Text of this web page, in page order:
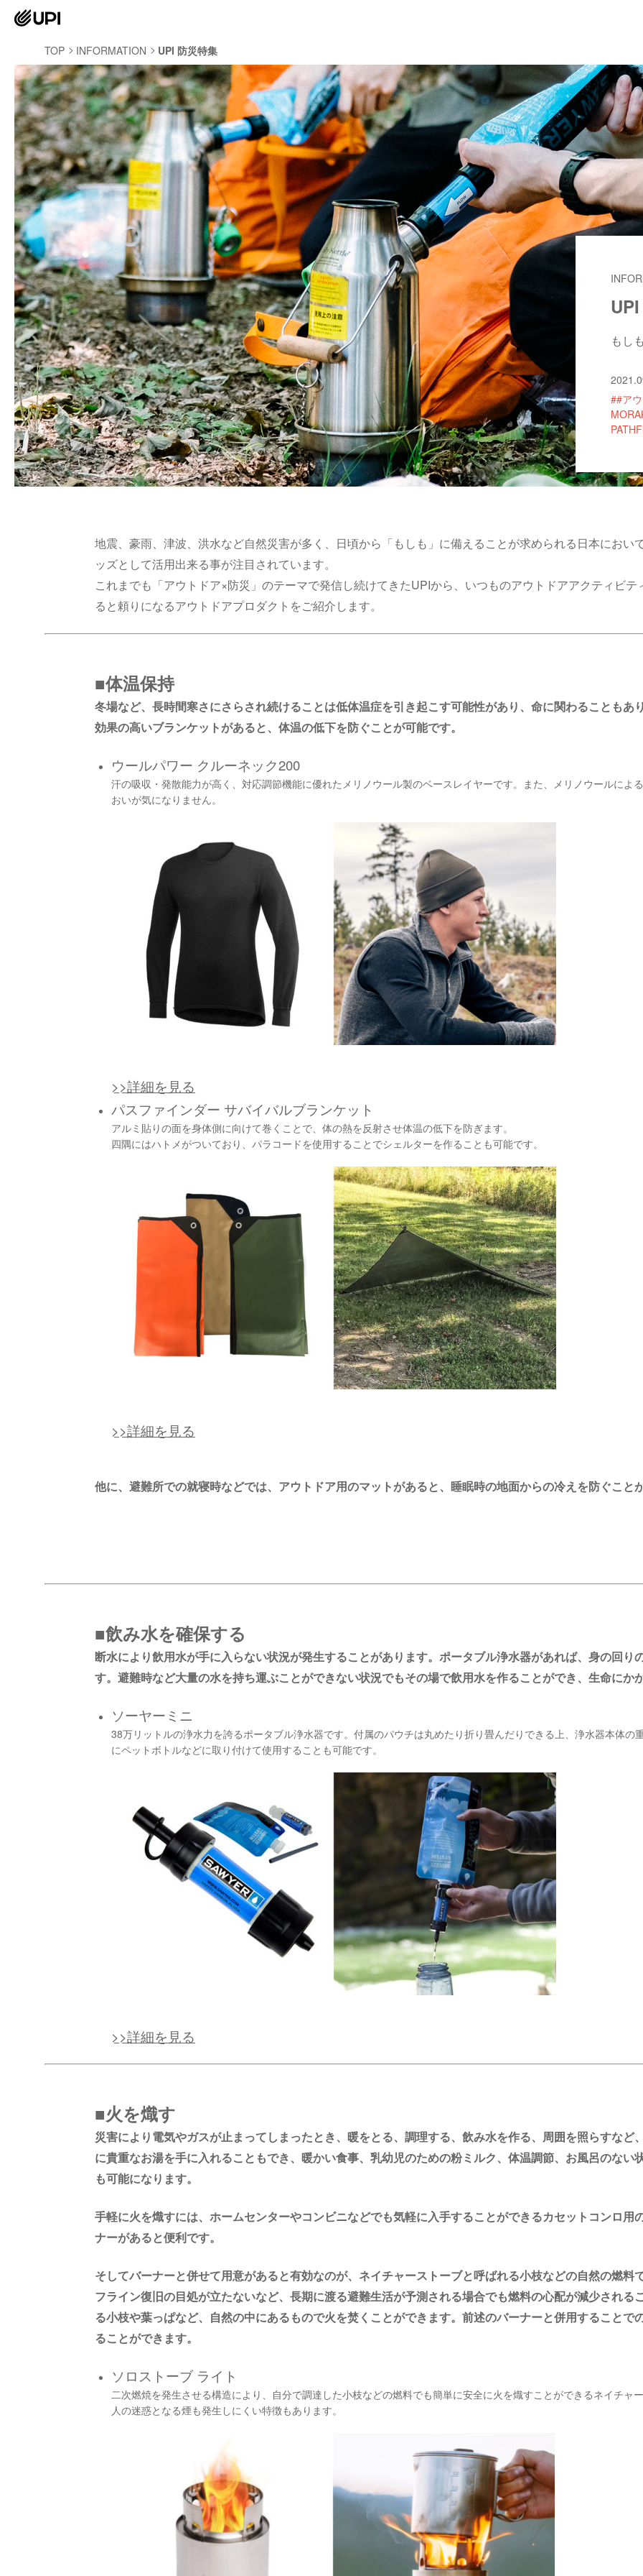
TOP INFORMATION UPI 防災特集
もし
##ア
地震、豪雨、津波、洪水など自然災害が多く、日頃から「もしも」に備えることが求められる日本におい
ッズとして活用出来る事が注目されています。
これまでも「アウトドア×防災」のテーマで発信し続けてきたUPIから、いつものアウトドアアクティビ
ると頼りになるアウトドアプロダクトをご紹介します。
■体温保持
冬場など、長時間寒さにさらされ続けることは低体温症を引き起こす可能性があり、命に関わることもあ
効果の高いブランケットがあると、体温の低下を防ぐことが可能です。
ウールパワー クルーネック200
汗の吸収・発散能力が高く、対応調節機能に優れたメリノウール製のベースレイヤーです。また、メリノウールによ
おいが気になりません。
>>詳細を見る
パスファインダー サバイバルブランケット
アルミ貼りの面を身体側に向けて巻くことで、体の熱を反射させ体温の低下を防ぎます。
四隅にはハトメがついており、パラコードを使用することでシェルターを作ることも可能です。
>>詳細を見る
他に、避難所での就寝時などでは、アウトドア用のマットがあると、睡眠時の地面からの冷えを防ぐこと
■飲み水を確保する
断水により飲用水が手に入らない状況が発生することがあります。ポータブル浄水器があれば、身の回り
す。避難時など大量の水を持ち運ぶことができない状況でもその場で飲用水を作ることができ、生命にか
ソーヤーミニ
38万リットルの浄水力を誇るポータブル浄水器です。付属のパウチは丸めたり折り畳んだりできる上、浄水器本体
にペットボトルなどに取り付けて使用することも可能です。
>>詳細を見る
■火を熾す
災害により電気やガスが止まってしまったとき、暖をとる、調理する、飲み水を作る、周囲を照らすなど
に貴重なお湯を手に入れることもでき、暖かい食事、乳幼児のための粉ミルク、体温調節、お風呂のない
も可能になります。
手軽に火を熾すには、ホームセンターやコンビニなどでも気軽に入手することができるカセットコンロ用
ナーがあると便利です。
そしてバーナーと併せて用意があると有効なのが、ネイチャーストーブと呼ばれる小枝などの自然の燃料
フライン復旧の目処が立たないなど、長期に渡る避難生活が予測される場合でも燃料の心配が減少される
る小枝や葉っぱなど、自然の中にあるもので火を焚くことができます。前述のバーナーと併用することで
ることができます。
ソロストーブ ライト
二次燃焼を発生させる構造により、自分で調達した小枝などの燃料でも簡単に安全に火を熾すことができるネイチャ
人の迷惑となる煙も発生しにくい特徴もあります。